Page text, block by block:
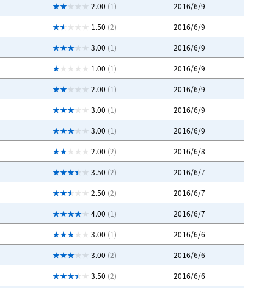
2.00 (1)
2016/6/9
1.50 (2)
2016/6/9
3.00 (1)
2016/6/9
1.00 (1)
2016/6/9
2.00 (1)
2016/6/9
3.00 (1)
2016/6/9
3.00 (1)
2016/6/9
2.00 (2)
2016/6/8
3.50 (2)
2016/6/7
2.50 (2)
2016/6/7
4.00 (1)
2016/6/7
3.00 (1)
2016/6/6
3.00 (2)
2016/6/6
3.50 (2)
2016/6/6